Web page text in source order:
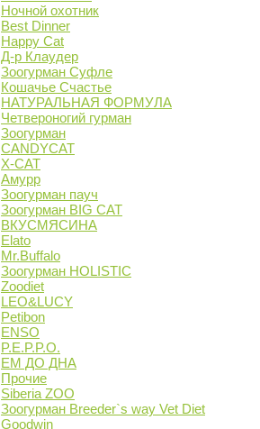
Ночной охотник
Best Dinner
Happy Cat
Д-р Клаудер
Зоогурман Суфле
Кошачье Счастье
НАТУРАЛЬНАЯ ФОРМУЛА
Четвероногий гурман
Зоогурман
CANDYCAT
X-CAT
Амурр
Зоогурман пауч
Зоогурман BIG CAT
ВКУСМЯСИНА
Elato
Mr.Buffalo
Зоогурман HOLISTIC
Zoodiet
LEO&LUCY
Petibon
ENSO
P.E.P.P.O.
ЕМ ДО ДНА
Прочие
Siberia ZOO
Зоогурман Breeder`s way Vet Diet
Goodwin